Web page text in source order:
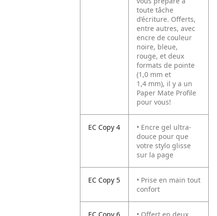
toute tâche
d’écriture. Offerts,
entre autres, avec
encre de couleur
noire, bleue,
rouge, et deux
formats de pointe
(1,0 mm et
1,4 mm), il y a un
Paper Mate Profile
pour vous!
EC Copy 4
• Encre gel ultra-
douce pour que
votre stylo glisse
sur la page
EC Copy 5
• Prise en main tout
confort